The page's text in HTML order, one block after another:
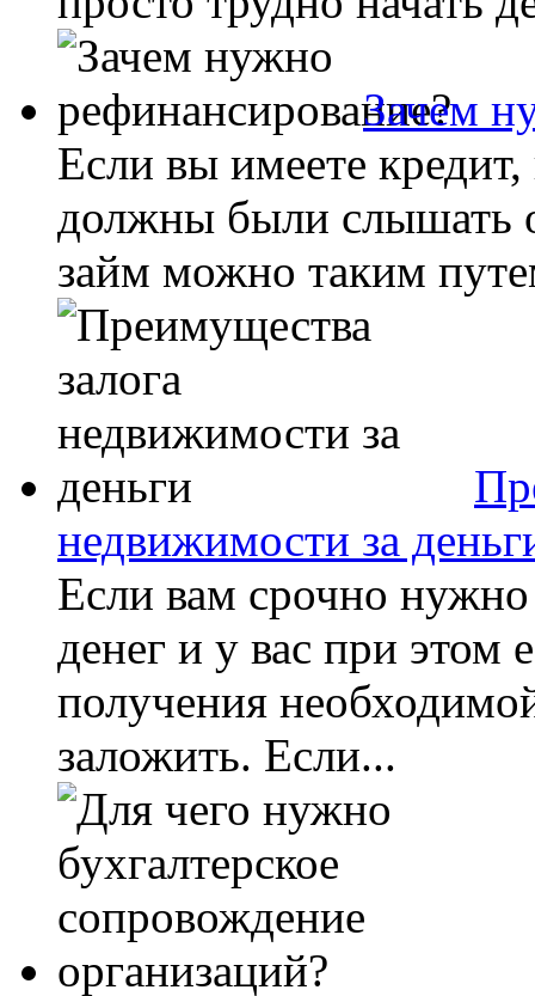
Зачем
Если вы имеете
должны были слышать
займ можно таким
недвижимости за
Если вам срочно
денег и у вас при этом
получения
заложить. Если...